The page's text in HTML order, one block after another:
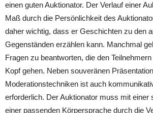
einen guten Auktionator. Der Verlauf einer
Maß durch die Persönlichkeit des
daher wichtig, dass er Geschichten zu den
Gegenständen erzählen kann. Manchmal
Fragen zu beantworten, die den
Kopf gehen. Neben souveränen
Moderationstechniken ist auch
erforderlich. Der Auktionator muss mit einer
einer passenden Körpersprache durch die